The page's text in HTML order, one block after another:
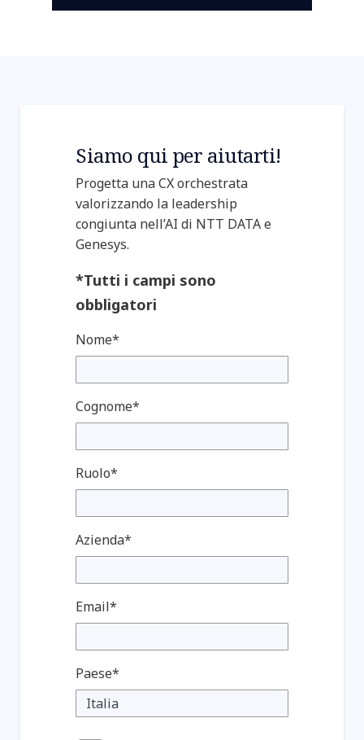
Siamo qui per aiutarti!
Progetta una CX orchestrata
valorizzando la leadership
congiunta nell’AI di NTT DATA e
Genesys.
*Tutti i campi sono
obbligatori
Nome*
Cognome*
Ruolo*
Azienda*
Email*
Paese*